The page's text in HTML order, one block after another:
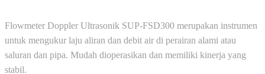
Flowmeter Doppler Ultrasonik SUP-FSD300 merupakan instrumen
untuk mengukur laju aliran dan debit air di perairan alami atau
saluran dan pipa. Mudah dioperasikan dan memiliki kinerja yang
stabil.